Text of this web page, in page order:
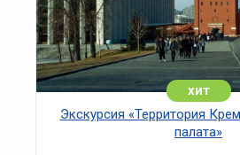
хит
Экскурсия «Территория
палата»